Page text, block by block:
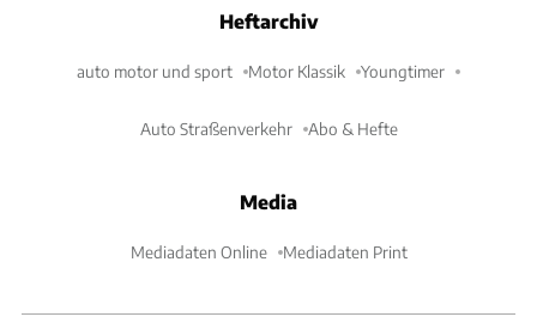
Heftarchiv
auto motor und sport Motor Klassik Youngtimer
Auto Straßenverkehr Abo & Hefte
Media
Mediadaten Online Mediadaten Print